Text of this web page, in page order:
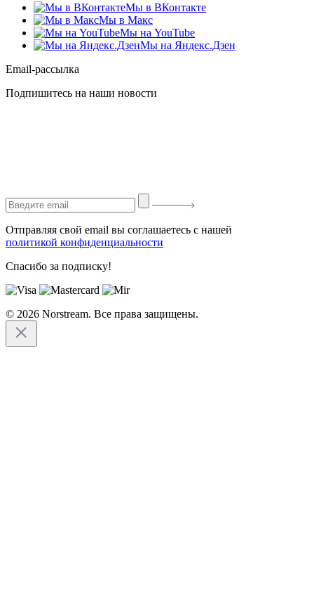
Мы в ВКонтакте
Мы в Макс
Мы на YouTube
Мы на Яндекс.Дзен
Email-рассылка
Подпишитесь на наши новости
Отправляя свой email вы соглашаетесь с нашей
политикой конфиденциальности
Спасибо за подписку!
© 2026 Norstream. Все права защищены.